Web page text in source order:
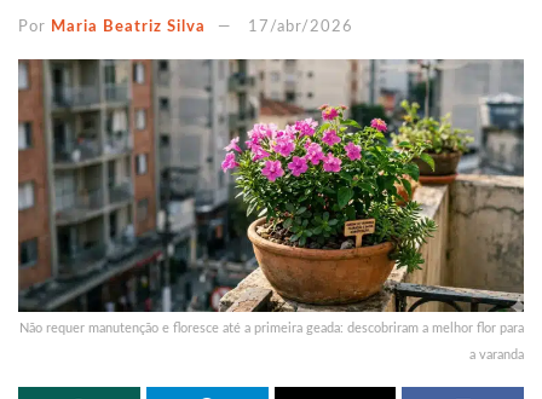
Por Maria Beatriz Silva 17/abr/2026
Não requer manutenção e floresce até a primeira geada: descobriram a melhor flor para
a varanda